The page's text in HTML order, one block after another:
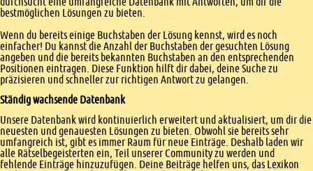
bestmöglichen Lösungen zu bieten.
Wenn du bereits einige Buchstaben der Lösung kennst, wird es noch
einfacher! Du kannst die Anzahl der Buchstaben der gesuchten Lösung
angeben und die bereits bekannten Buchstaben an den entsprechenden
Positionen eintragen. Diese Funktion hilft dir dabei, deine Suche zu
präzisieren und schneller zur richtigen Antwort zu gelangen.
Ständig wachsende Datenbank
Unsere Datenbank wird kontinuierlich erweitert und aktualisiert, um dir die
neuesten und genauesten Lösungen zu bieten. Obwohl sie bereits sehr
umfangreich ist, gibt es immer Raum für neue Einträge. Deshalb laden wir
alle Rätselbegeisterten ein, Teil unserer Community zu werden und
fehlende Einträge hinzuzufügen. Deine Beiträge helfen uns, das Lexikon